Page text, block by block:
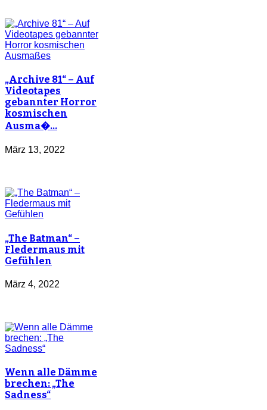
„Archive 81“ – Auf
Videotapes
gebannter Horror
kosmischen
Ausma�…
März 13, 2022
„The Batman“ –
Fledermaus mit
Gefühlen
März 4, 2022
Wenn alle Dämme
brechen: „The
Sadness“